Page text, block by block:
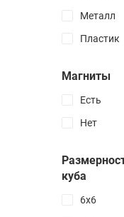
3D печатные
Авторские
Брелоки
Деревянные
2D пазлы
Металл
Пластик
Магниты
Есть
Нет
куба
6х6